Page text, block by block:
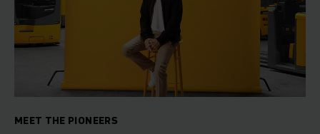
MEET THE PIONEERS